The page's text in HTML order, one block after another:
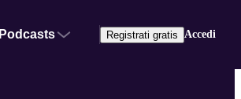
Podcasts Registrati gratis Accedi